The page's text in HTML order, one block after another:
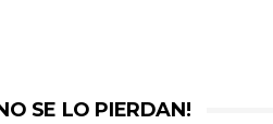
SE LO PIERDAN!